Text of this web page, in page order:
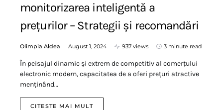
monitorizarea inteligentă a
prețurilor – Strategii și recomandări
Olimpia Aldea August 1, 2024 937 views 3 minute read
În peisajul dinamic și extrem de competitiv al comerțului
electronic modern, capacitatea de a oferi prețuri atractive
menținând…
CITESTE MAI MULT